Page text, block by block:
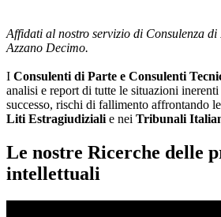
Affidati al nostro servizio di Consulenza
Azzano Decimo.
I Consulenti di Parte e Consulenti
analisi e report di tutte le situazioni
successo, rischi di fallimento affrontando
Liti Estragiudiziali e nei Tribunali
Le nostre Ricerche delle
intellettuali